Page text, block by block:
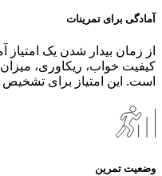
آمادگی برای تمرینات
از زمان بیدار شدن یک
کیفیت خواب، ریکاوری،
است. این امتیاز برای
وضعیت تمرین